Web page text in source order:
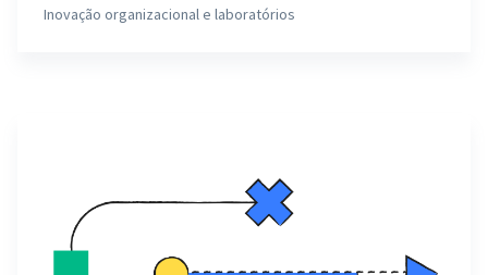
Inovação organizacional e laboratórios